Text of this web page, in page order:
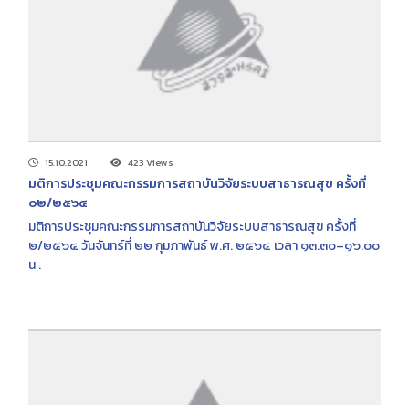
15.10.2021 423 Views
มติการประชุมคณะกรรมการสถาบันวิจัยระบบสาธารณสุข ครั้งที่
๐๒/๒๕๖๔
มติการประชุมคณะกรรมการสถาบันวิจัยระบบสาธารณสุข ครั้งที่
๒/๒๕๖๔ วันจันทร์ที่ ๒๒ กุมภาพันธ์ พ.ศ. ๒๕๖๔ เวลา ๑๓.๓๐–๑๖.๐๐
น .